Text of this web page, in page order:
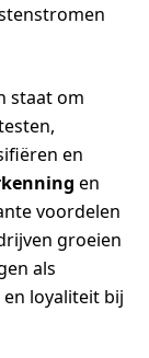
staat om
en
en
voordelen
groeien
als
loyaliteit bij